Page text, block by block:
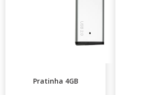
Pratinha 4GB